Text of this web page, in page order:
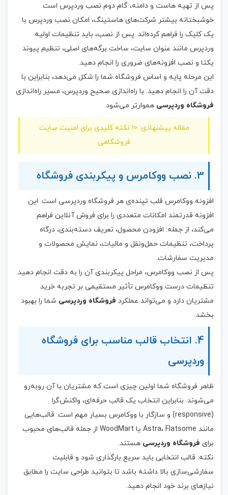
پس از تهیه هاست و دامنه، گام دوم نصب وردپرس است.
خوشبختانه بیشتر شرکت‌های هاستینگ، امکان نصب وردپرس با
یک کلیک را فراهم کرده‌اند. پس از نصب، باید تنظیمات اولیه
وردپرس مانند عنوان سایت، ساخت برگه‌های اصلی، تنظیم پیوند
یکتا و نصب افزونه‌های ضروری را انجام دهید.
این مرحله پایه و اساس فروشگاه شما را شکل می‌دهد، بنابراین با
دقت آن را انجام دهید. با راه‌اندازی صحیح وردپرس، مسیر راه‌اندازی
فروشگاه وردپرسی هموارتر می‌شود.
مقاله پیشنهادی: 10 نکته کلیدی برای امنیت سایت
فروشگاهی
3. نصب ووکامرس و پیکربندی فروشگاه
افزونه ووکامرس قلب تپنده‌ی هر فروشگاه وردپرسی است. این
افزونه قدرتمند امکانات متعددی را برای فروش آنلاین فراهم
می‌کند، از جمله: افزودن محصول، تعریف دسته‌بندی، درگاه
پرداخت، تنظیمات حمل‌ونقل و مالیات، نمایش محصولات و
مدیریت سفارشات.
پس از نصب ووکامرس، مراحل پیکربندی آن را به دقت انجام دهید.
تنظیمات درست ووکامرس تأثیر مستقیمی بر تجربه خرید
مشتریان دارد و می‌تواند عملکرد فروشگاه وردپرسی شما را بهبود
بخشد.
4. انتخاب قالب مناسب برای فروشگاه
وردپرسی
ظاهر فروشگاه شما اولین چیزی است که مشتریان با آن روبه‌رو
می‌شوند. بنابراین انتخاب یک قالب حرفه‌ای، واکنش‌گرا
(responsive) و سازگار با ووکامرس بسیار مهم است. قالب‌هایی
مانند Astra، Flatsome یا WoodMart از جمله قالب‌های محبوب
برای فروشگاه وردپرسی هستند.
نکته: قالب انتخابی باید سریع بارگذاری شود و قابلیت
سفارشی‌سازی بالا داشته باشد تا بتوانید طراحی سایت را مطابق
نیازهای برند خود انجام دهید.